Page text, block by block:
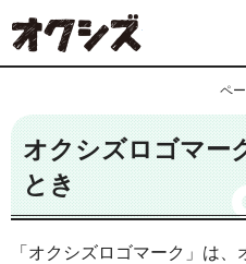
ペ
オクシズロゴマー
とき
「オクシズロゴマーク」は